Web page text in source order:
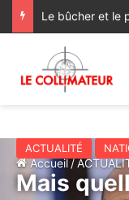
Le bûcher et le
Accueil/
ACTUALITÉ
Mais